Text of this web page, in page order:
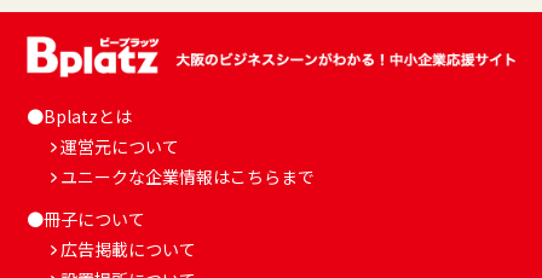
●Bplatzとは
運営元について
ユニークな企業情報はこちらまで
●冊子について
広告掲載について